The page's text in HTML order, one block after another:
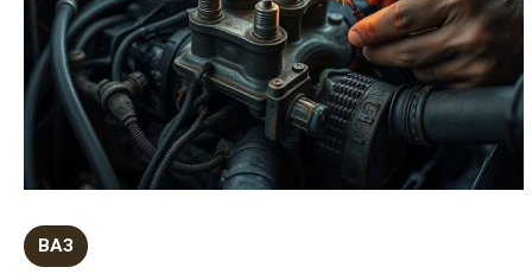
ВАЗ